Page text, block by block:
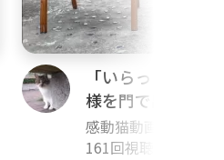
「いらっしゃい
様を門で出迎える
る
感動猫動画
161回視聴